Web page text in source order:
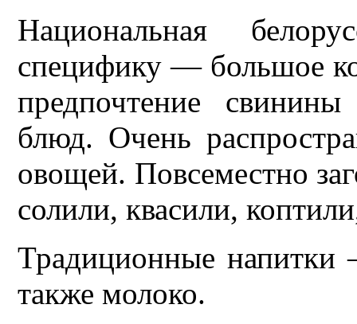
Национальная
специфику — большое
предпочтение
блюд. Очень
овощей. Повсеместно
солили, квасили,
Традиционные напитки
также молоко.